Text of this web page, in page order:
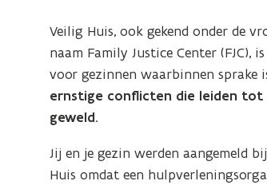
Veilig Huis, ook gekend onder de
naam Family Justice Center (FJC),
voor gezinnen waarbinnen sprake
ernstige conflicten die leiden tot
geweld.
Jij en je gezin werden aangemeld
Huis omdat een